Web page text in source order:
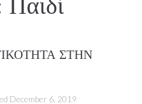
ΣΤΗΝ
December 6, 2019